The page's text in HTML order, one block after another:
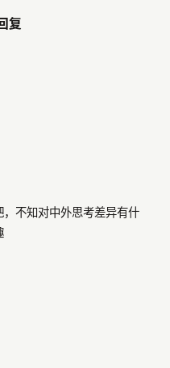
复
不知对中外思考差异有什